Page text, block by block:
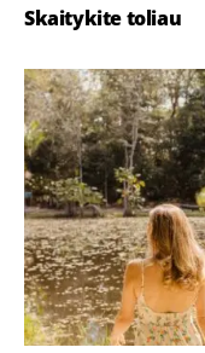
Skaitykite toliau